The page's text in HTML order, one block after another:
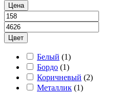
Цена
Цвет
Белый (1)
Бордо (1)
Коричневый (2)
Металлик (1)